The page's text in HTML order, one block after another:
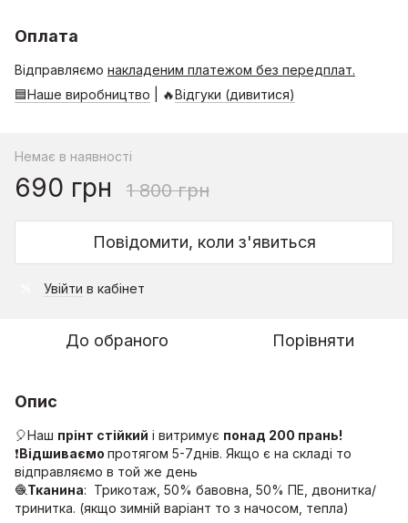
Оплата
Відправляємо накладеним платежом без передплат.
🟦Наше виробництво | 🔥Відгуки (дивитися)
Немає в наявності
690 грн 1 800 грн
Повідомити, коли з'явиться
Увійти в кабінет
До обраного Порівняти
Опис
🎈Наш прінт стійкий і витримує понад 200 прань!
❗️Відшиваємо протягом 5-7днів. Якщо є на складі то
відправляємо в той же день
🧶Тканина: Трикотаж, 50% бавовна, 50% ПЕ, двонитка/
тринитка. (якщо зимній варіант то з начосом, тепла)